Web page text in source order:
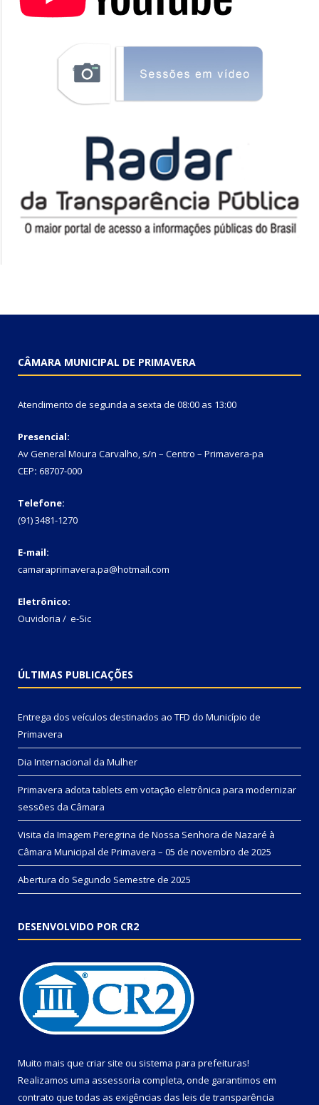
CÂMARA MUNICIPAL DE PRIMAVERA
Atendimento de segunda a sexta de 08:00 as 13:00
Presencial:
Av General Moura Carvalho, s/n – Centro – Primavera-pa
CEP: 68707-000
Telefone:
(91) 3481-1270
E-mail:
camaraprimavera.pa@hotmail.com
Eletrônico:
Ouvidoria / e-Sic
ÚLTIMAS PUBLICAÇÕES
Entrega dos veículos destinados ao TFD do Município de
Primavera
Dia Internacional da Mulher
Primavera adota tablets em votação eletrônica para modernizar
sessões da Câmara
Visita da Imagem Peregrina de Nossa Senhora de Nazaré à
Câmara Municipal de Primavera – 05 de novembro de 2025
Abertura do Segundo Semestre de 2025
DESENVOLVIDO POR CR2
Muito mais que criar site ou sistema para prefeituras!
Realizamos uma assessoria completa, onde garantimos em
contrato que todas as exigências das leis de transparência